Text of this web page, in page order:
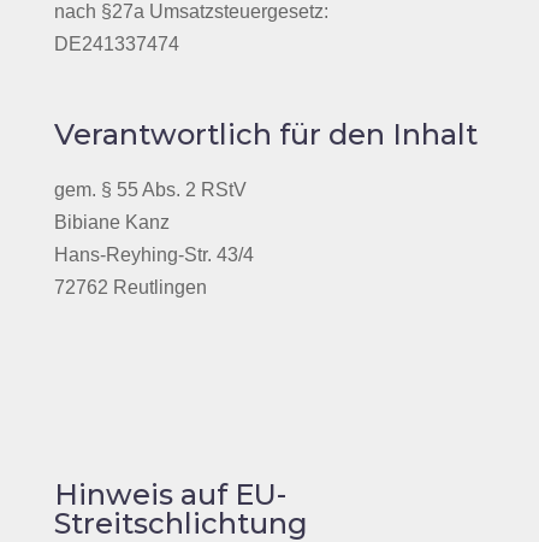
nach §27a Umsatzsteuergesetz:
DE241337474
Verantwortlich für den Inhalt
gem. § 55 Abs. 2 RStV
Bibiane Kanz
Hans-Reyhing-Str. 43/4
72762 Reutlingen
Hinweis auf EU-
Streitschlichtung